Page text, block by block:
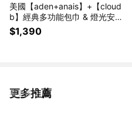
美國【aden+anais】+【cloud
b】經典多功能包巾 & 燈光安撫
玩偶 兔子 新生兒送禮首選 彌月
禮 安撫偶✨新生禮✨彌月禮✨育
$1,390
更多推薦
看更多